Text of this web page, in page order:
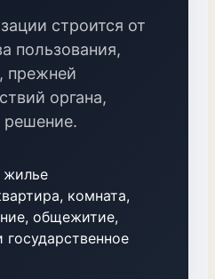
строится от
пользования,
прежней
органа,
решение.
жилье
комната,
общежитие,